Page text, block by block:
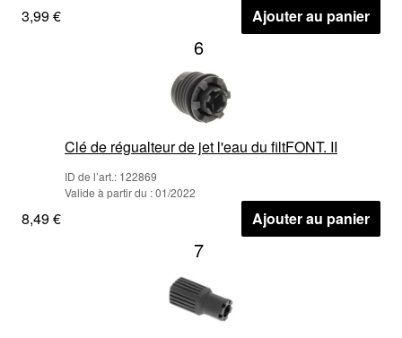
3,99 € Ajouter au panier
6
Clé de régualteur de jet l'eau du filtFONT. II
ID de l’art.: 122869
Valide à partir du : 01/2022
8,49 € Ajouter au panier
7